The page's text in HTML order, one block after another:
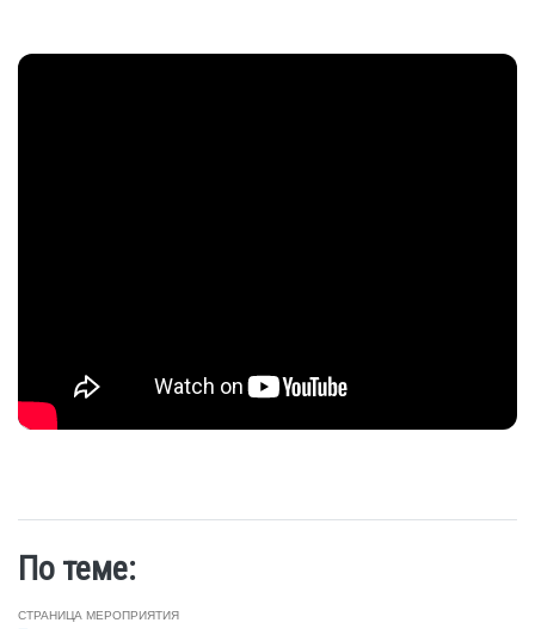
По теме:
СТРАНИЦА МЕРОПРИЯТИЯ